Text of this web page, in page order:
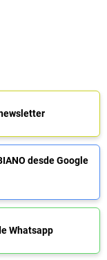
desde Google
Whatsapp